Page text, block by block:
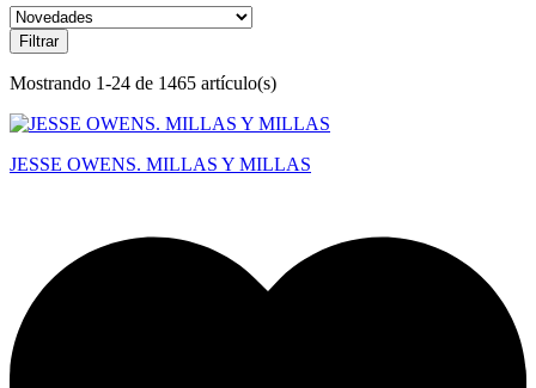
Filtrar
Mostrando 1-24 de 1465 artículo(s)
JESSE OWENS. MILLAS Y MILLAS